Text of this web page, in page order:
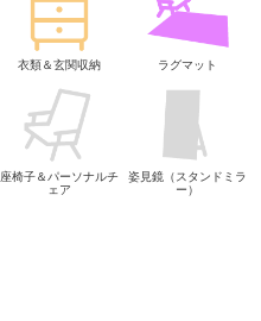
衣類＆玄関収納 ラグマット
座椅子＆パーソナルチ
ェア
姿見鏡（スタンドミラ
ー）